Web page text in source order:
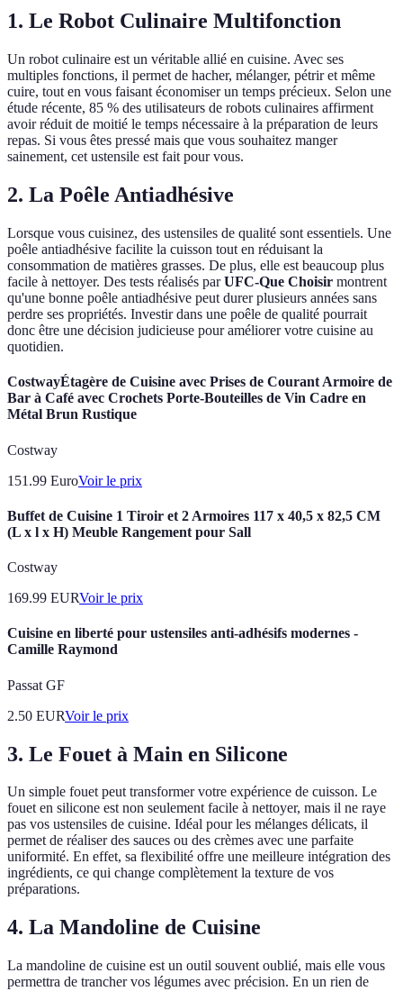
1. Le Robot Culinaire Multifonction
Un robot culinaire est un véritable allié en cuisine. Avec ses
multiples fonctions, il permet de hacher, mélanger, pétrir et même
cuire, tout en vous faisant économiser un temps précieux. Selon une
étude récente, 85 % des utilisateurs de robots culinaires affirment
avoir réduit de moitié le temps nécessaire à la préparation de leurs
repas. Si vous êtes pressé mais que vous souhaitez manger
sainement, cet ustensile est fait pour vous.
2. La Poêle Antiadhésive
Lorsque vous cuisinez, des ustensiles de qualité sont essentiels. Une
poêle antiadhésive facilite la cuisson tout en réduisant la
consommation de matières grasses. De plus, elle est beaucoup plus
facile à nettoyer. Des tests réalisés parUFC-Que Choisir montrent
qu'une bonne poêle antiadhésive peut durer plusieurs années sans
perdre ses propriétés. Investir dans une poêle de qualité pourrait
donc être une décision judicieuse pour améliorer votre cuisine au
quotidien.
CostwayÉtagère de Cuisine avec Prises de Courant Armoire de
Bar à Café avec Crochets Porte-Bouteilles de Vin Cadre en
Métal Brun Rustique
Costway
151.99 EuroVoir le prix
Buffet de Cuisine 1 Tiroir et 2 Armoires 117 x 40,5 x 82,5 CM
(L x l x H) Meuble Rangement pour Sall
Costway
169.99 EURVoir le prix
Cuisine en liberté pour ustensiles anti-adhésifs modernes -
Camille Raymond
Passat GF
2.50 EURVoir le prix
3. Le Fouet à Main en Silicone
Un simple fouet peut transformer votre expérience de cuisson. Le
fouet en silicone est non seulement facile à nettoyer, mais il ne raye
pas vos ustensiles de cuisine. Idéal pour les mélanges délicats, il
permet de réaliser des sauces ou des crèmes avec une parfaite
uniformité. En effet, sa flexibilité offre une meilleure intégration des
ingrédients, ce qui change complètement la texture de vos
préparations.
4. La Mandoline de Cuisine
La mandoline de cuisine est un outil souvent oublié, mais elle vous
permettra de trancher vos légumes avec précision. En un rien de